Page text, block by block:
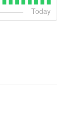
Today